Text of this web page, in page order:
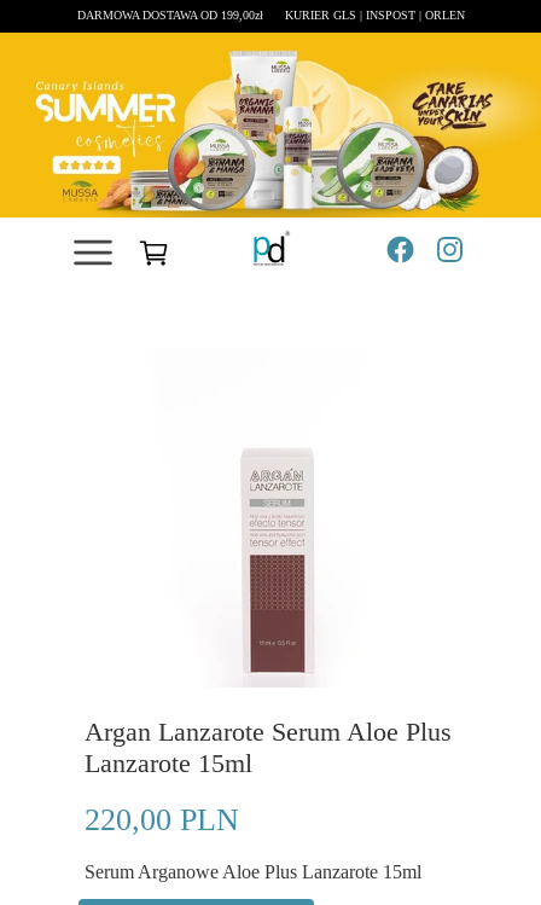
KURIER GLS | INSPOST | ORLEN
DARMOWA DOSTAWA OD 199,00zł
Serum Arganowe Aloe Plus Lanzarote 15ml
220,00 PLN
Argan Lanzarote Serum Aloe Plus
Lanzarote 15ml